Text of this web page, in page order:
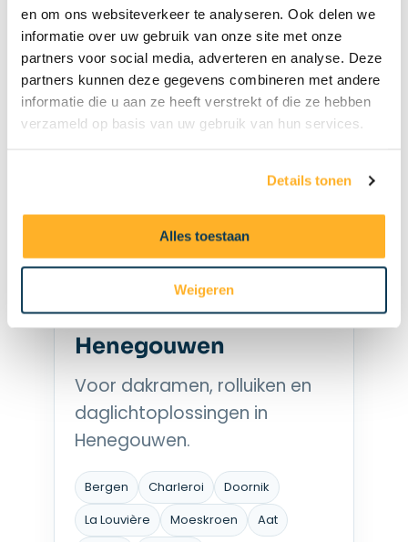
en om ons websiteverkeer te analyseren. Ook delen we
informatie over uw gebruik van onze site met onze
partners voor social media, adverteren en analyse. Deze
partners kunnen deze gegevens combineren met andere
informatie die u aan ze heeft verstrekt of die ze hebben
verzameld op basis van uw gebruik van hun services.
Details tonen
Alles toestaan
Weigeren
Brussel.
Waver Nijvel
Waterloo
Rixensart
Tubeke
Genappe
Jodoigne
Perwez
Vind een installateur in
je buurt
Installateur in
Henegouwen
Voor dakramen, rolluiken en
daglichtoplossingen in
Henegouwen.
Bergen Charleroi
Doornik
La Louvière
Moeskroen
Aat